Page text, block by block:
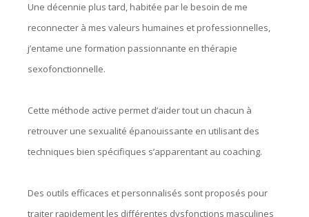
Une décennie plus tard, habitée par le besoin de me
reconnecter à mes valeurs humaines et professionnelles,
j’entame une formation passionnante en thérapie
sexofonctionnelle.
Cette méthode active permet d’aider tout un chacun à
retrouver une sexualité épanouissante en utilisant des
techniques bien spécifiques s’apparentant au coaching.
Des outils efficaces et personnalisés sont proposés pour
traiter rapidement les différentes dysfonctions masculines